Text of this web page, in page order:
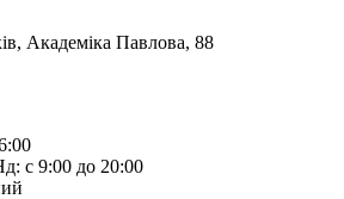
Академіка Павлова, 88
с 9:00 до 20:00